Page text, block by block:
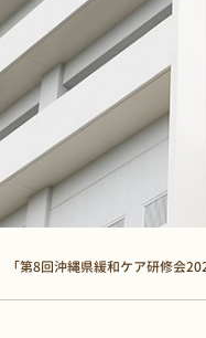
「第8回沖縄県緩和ケア研修会